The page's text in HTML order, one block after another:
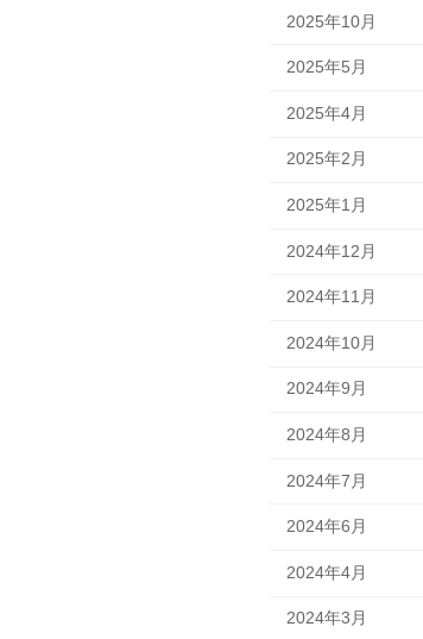
2025年10月
2025年5月
2025年4月
2025年2月
2025年1月
2024年12月
2024年11月
2024年10月
2024年9月
2024年8月
2024年7月
2024年6月
2024年4月
2024年3月